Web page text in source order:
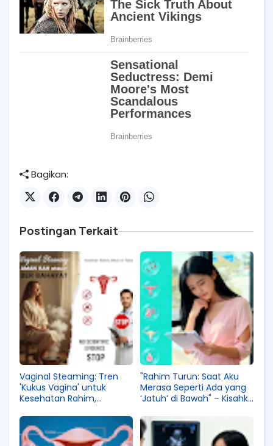
Bagikan:
Postingan Terkait
Vaginal Steaming: Tren
'Kukus Vagina' untuk
Kesehatan Rahim,
Berbahaya?
"Rahim Turun: Saat Aku
Merasa Seperti Ada yang
‘Jatuh’ di Bawah" – Kisahku
Menyelamatkan